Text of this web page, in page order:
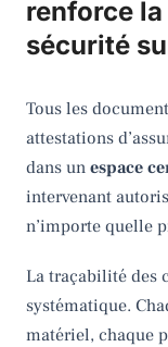
renforce
sécurité
Tous les
attestations
dans un espace
intervenant
n’importe quelle
La traçabilité des
systématique.
matériel, chaque